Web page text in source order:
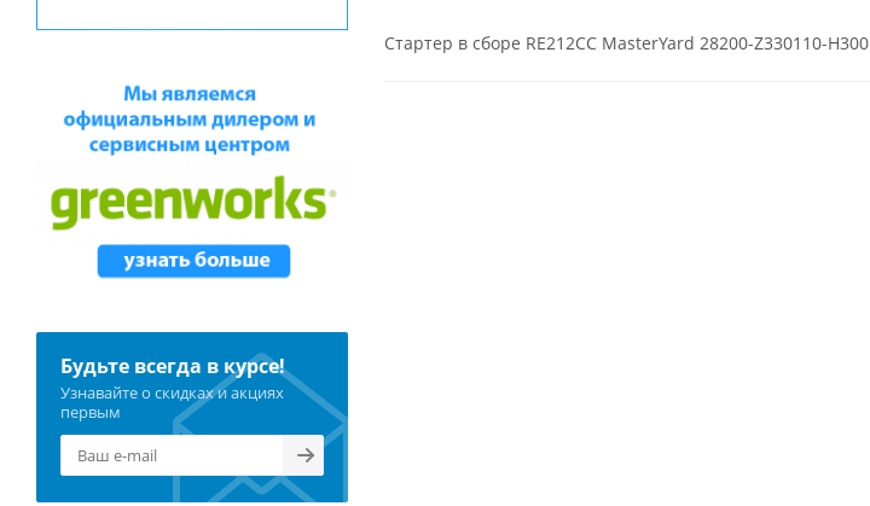
Стартер в сборе RE212CC MasterYard 28200-Z330110-H300
Будьте всегда в курсе!
Узнавайте о скидках и акциях
первым